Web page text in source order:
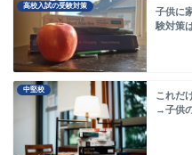
高校入試の受験対策
子供に
験対策
中堅校
これだ
→子供